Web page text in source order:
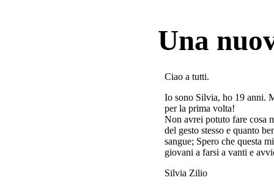
Una
Ciao a tutti.
Io sono Silvia, ho 19 anni.
per la prima volta!
Non avrei potuto fare cosa
del gesto stesso e quanto
sangue; Spero che questa
giovani a farsi a vanti e
Silvia Zilio